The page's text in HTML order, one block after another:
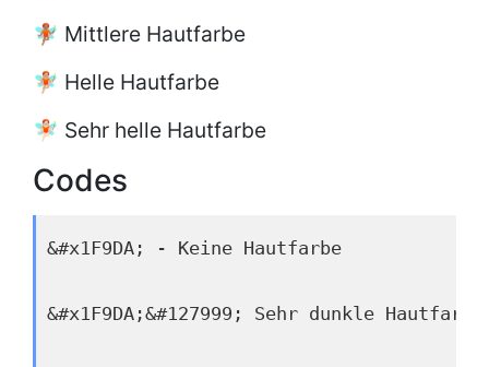
🧚🏽 Mittlere Hautfarbe
🧚🏼 Helle Hautfarbe
🧚🏻 Sehr helle Hautfarbe
Codes
&#x1F9DA; - Keine Hautfarbe
&#x1F9DA;&#127999; Sehr dunkle Hautfarbe